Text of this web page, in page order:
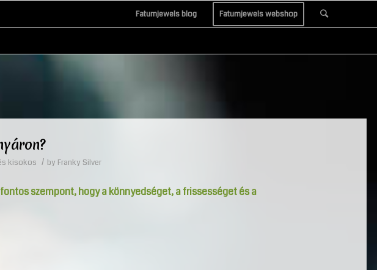
Fatumjewels blog Fatumjewels webshop
kisokos / by Franky Silver
szempont, hogy a könnyedséget, a frissességet és a